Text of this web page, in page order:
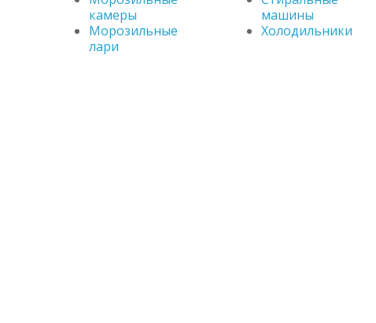
камеры
Морозильные
лари
машины
Холодильники